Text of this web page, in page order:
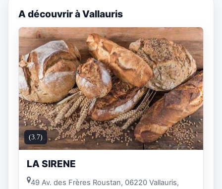
A découvrir à Vallauris
(3.7)
LA SIRENE
49 Av. des Frères Roustan, 06220 Vallauris,